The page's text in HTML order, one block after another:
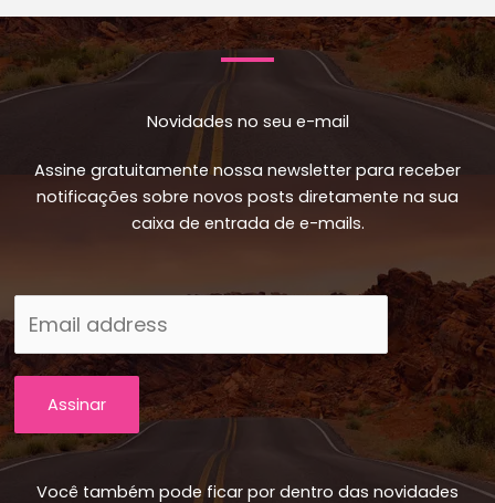
Novidades no seu e-mail
Assine gratuitamente nossa newsletter para receber
notificações sobre novos posts diretamente na sua
caixa de entrada de e-mails.
Assinar
Você também pode ficar por dentro das novidades